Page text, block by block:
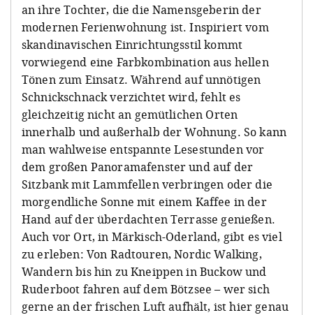
an ihre Tochter, die die Namensgeberin der
modernen Ferienwohnung ist. Inspiriert vom
skandinavischen Einrichtungsstil kommt
vorwiegend eine Farbkombination aus hellen
Tönen zum Einsatz. Während auf unnötigen
Schnickschnack verzichtet wird, fehlt es
gleichzeitig nicht an gemütlichen Orten
innerhalb und außerhalb der Wohnung. So kann
man wahlweise entspannte Lesestunden vor
dem großen Panoramafenster und auf der
Sitzbank mit Lammfellen verbringen oder die
morgendliche Sonne mit einem Kaffee in der
Hand auf der überdachten Terrasse genießen.
Auch vor Ort, in Märkisch-Oderland, gibt es viel
zu erleben: Von Radtouren, Nordic Walking,
Wandern bis hin zu Kneippen in Buckow und
Ruderboot fahren auf dem Bötzsee – wer sich
gerne an der frischen Luft aufhält, ist hier genau